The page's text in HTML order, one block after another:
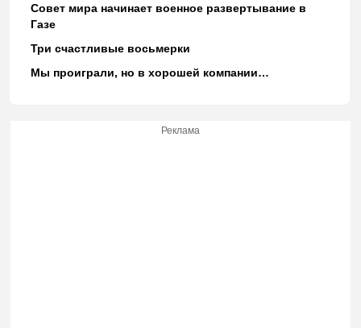
Совет мира начинает военное развертывание в
Газе
Три счастливые восьмерки
Мы проиграли, но в хорошей компании…
Реклама